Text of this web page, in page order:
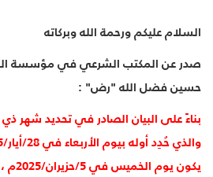
السلام عليكم ورحمة الله وبركاته
صدر عن المكتب الشرعي في مؤسسة
حسين فضل الله "رض" :
يكون